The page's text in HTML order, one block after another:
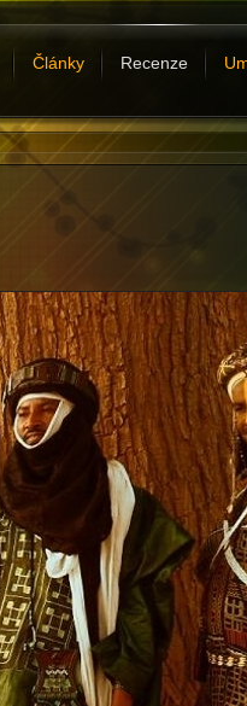
Články Recenze